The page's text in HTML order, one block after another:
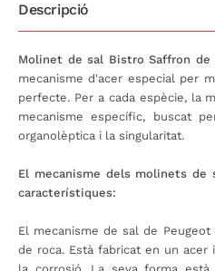
Descripció
Molinet de sal Bistro Saffron de
mecanisme d'acer especial per
perfecte. Per a cada espècie, la
mecanisme específic, buscat
organolèptica i la singularitat.
El mecanisme dels molinets de
característiques:
El mecanisme de sal de
de roca. Està fabricat en un